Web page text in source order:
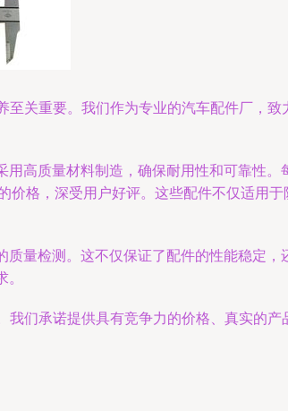
关重要。我们作为专业的汽车配件厂，
高质量材料制造，确保耐用性和可靠性。
格，深受用户好评。这些配件不仅适用
量检测。这不仅保证了配件的性能稳定，
们承诺提供具有竞争力的价格、真实的